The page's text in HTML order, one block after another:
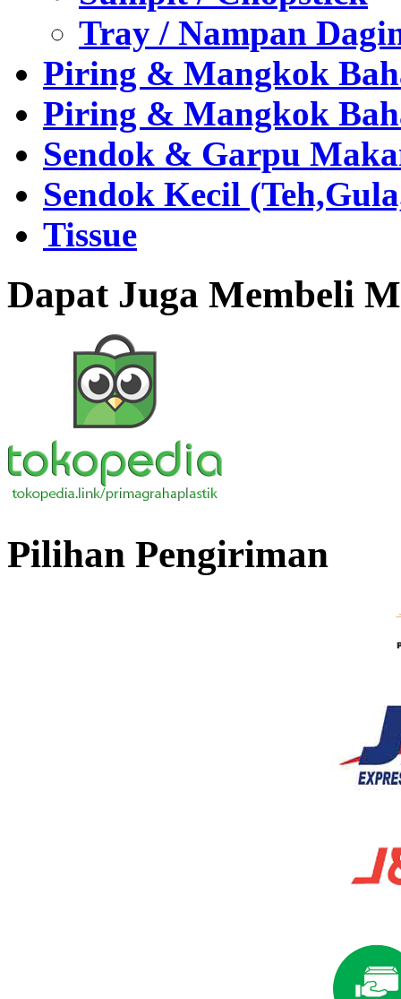
Tray / Nampan
Piring & Mangkok
Piring & Mangkok
Sendok & Garpu
Sendok Kecil
Tissue
Dapat Juga Membeli
Pilihan Pengiriman